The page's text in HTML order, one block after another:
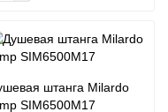
штанга Milardo
SIM6500M17